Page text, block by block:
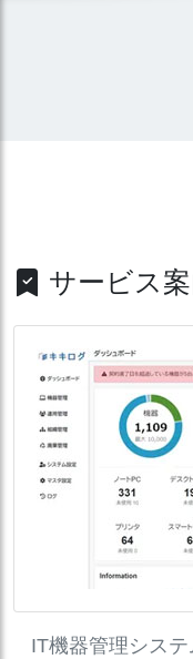
サービス
IT機器管理システ